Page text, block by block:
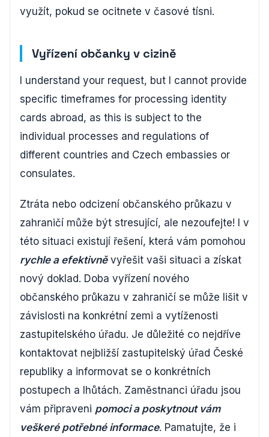
využít, pokud se ocitnete v časové tísni.
Vyřízení občanky v cizině
I understand your request, but I cannot provide
specific timeframes for processing identity
cards abroad, as this is subject to the
individual processes and regulations of
different countries and Czech embassies or
consulates.
Ztráta nebo odcizení občanského průkazu v
zahraničí může být stresující, ale nezoufejte! I v
této situaci existují řešení, která vám pomohou
rychle a efektivněvyřešit vaši situaci a získat
nový doklad. Doba vyřízení nového
občanského průkazu v zahraničí se může lišit v
závislosti na konkrétní zemi a vytíženosti
zastupitelského úřadu. Je důležité co nejdříve
kontaktovat nejbližší zastupitelský úřad České
republiky a informovat se o konkrétních
postupech a lhůtách. Zaměstnanci úřadu jsou
vám připraveni pomoci a poskytnout vám
veškeré potřebné informace. Pamatujte, že i